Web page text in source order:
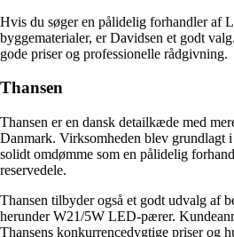
Hvis du søger en pålidelig forhandler af
byggematerialer, er Davidsen et godt
gode priser og professionelle rådgivning.
Thansen
Thansen er en dansk detailkæde med
Danmark. Virksomheden blev grundlagt
solidt omdømme som en pålidelig
reservedele.
Thansen tilbyder også et godt udvalg af
herunder W21/5W LED-pærer.
Thansens konkurrencedygtige priser og